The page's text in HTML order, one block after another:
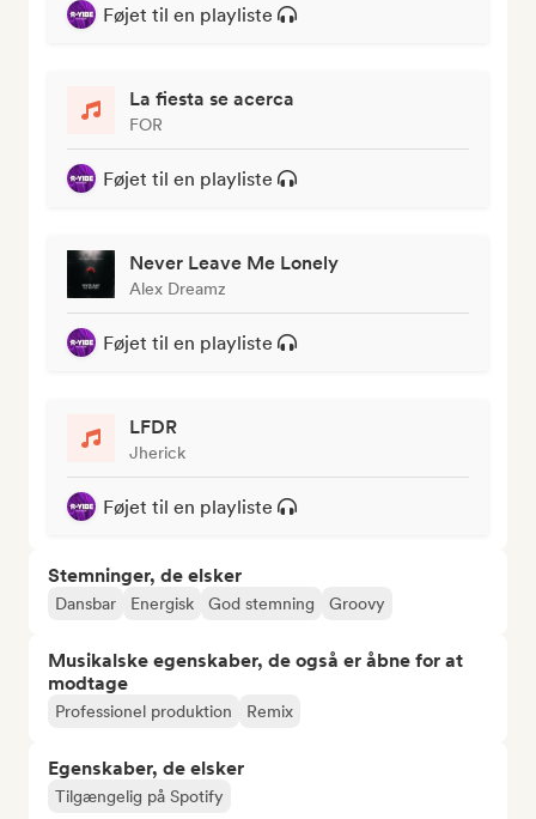
Føjet til en playliste
La fiesta se acerca
FOR
Føjet til en playliste
Never Leave Me Lonely
Alex Dreamz
Føjet til en playliste
LFDR
Jherick
Føjet til en playliste
Stemninger, de elsker
Dansbar Energisk God stemning Groovy
Musikalske egenskaber, de også er åbne for at
modtage
Professionel produktion Remix
Egenskaber, de elsker
Tilgængelig på Spotify